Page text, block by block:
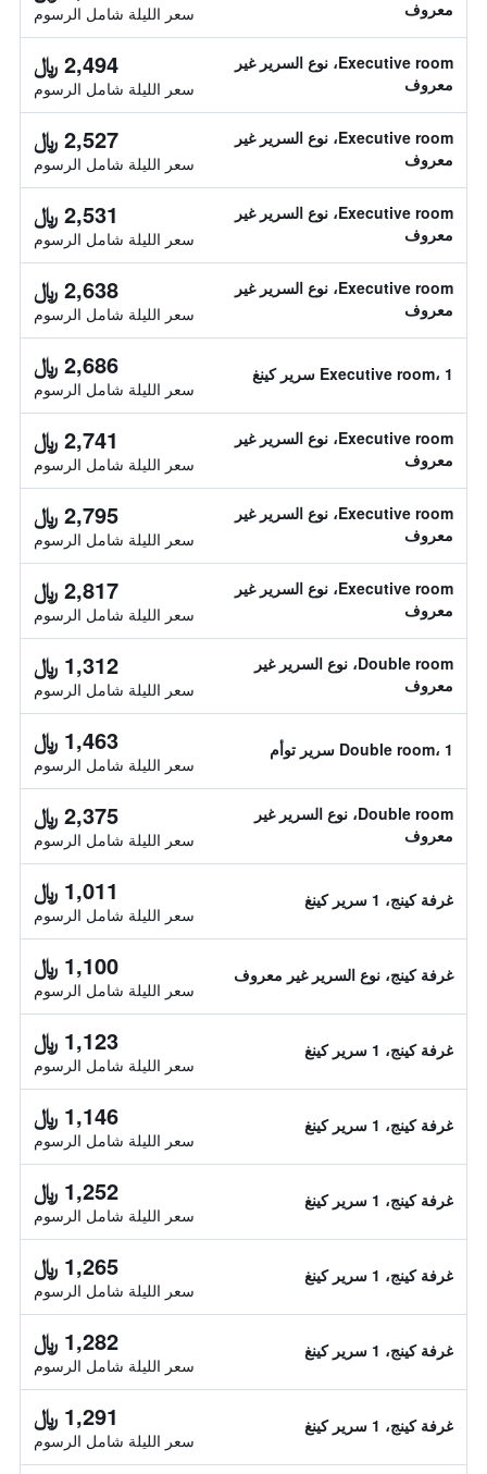
معروف سعر الليلة شامل الرسوم
Executive room، نوع السرير غير
معروف
2,494 ﷼
سعر الليلة شامل الرسوم
Executive room، نوع السرير غير
معروف
2,527 ﷼
سعر الليلة شامل الرسوم
Executive room، نوع السرير غير
معروف
2,531 ﷼
سعر الليلة شامل الرسوم
Executive room، نوع السرير غير
معروف
2,638 ﷼
سعر الليلة شامل الرسوم
Executive room، 1 سرير كينغ 2,686 ﷼
سعر الليلة شامل الرسوم
Executive room، نوع السرير غير
معروف
2,741 ﷼
سعر الليلة شامل الرسوم
Executive room، نوع السرير غير
معروف
2,795 ﷼
سعر الليلة شامل الرسوم
Executive room، نوع السرير غير
معروف
2,817 ﷼
سعر الليلة شامل الرسوم
Double room، نوع السرير غير
معروف
1,312 ﷼
سعر الليلة شامل الرسوم
Double room، 1 سرير توأم 1,463 ﷼
سعر الليلة شامل الرسوم
Double room، نوع السرير غير
معروف
2,375 ﷼
سعر الليلة شامل الرسوم
غرفة كينج، 1 سرير كينغ 1,011 ﷼
سعر الليلة شامل الرسوم
غرفة كينج، نوع السرير غير معروف 1,100 ﷼
سعر الليلة شامل الرسوم
غرفة كينج، 1 سرير كينغ 1,123 ﷼
سعر الليلة شامل الرسوم
غرفة كينج، 1 سرير كينغ 1,146 ﷼
سعر الليلة شامل الرسوم
غرفة كينج، 1 سرير كينغ 1,252 ﷼
سعر الليلة شامل الرسوم
غرفة كينج، 1 سرير كينغ 1,265 ﷼
سعر الليلة شامل الرسوم
غرفة كينج، 1 سرير كينغ 1,282 ﷼
سعر الليلة شامل الرسوم
غرفة كينج، 1 سرير كينغ 1,291 ﷼
سعر الليلة شامل الرسوم